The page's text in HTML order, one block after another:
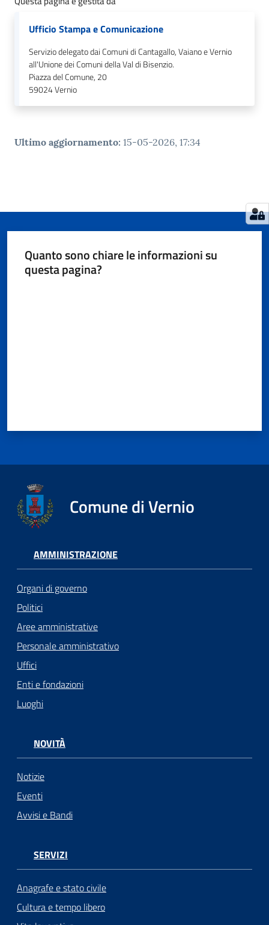
Ufficio Stampa e Comunicazione
Servizio delegato dai Comuni di Cantagallo, Vaiano e Vernio
all'Unione dei Comuni della Val di Bisenzio.
Piazza del Comune, 20
59024Vernio
Ultimo aggiornamento: 15-05-2026, 17:34
Quanto sono chiare le informazioni su
questa pagina?
Comune di Vernio
AMMINISTRAZIONE
Organi di governo
Politici
Aree amministrative
Personale amministrativo
Uffici
Enti e fondazioni
Luoghi
NOVITÀ
Notizie
Eventi
Avvisi e Bandi
SERVIZI
Anagrafe e stato civile
Cultura e tempo libero